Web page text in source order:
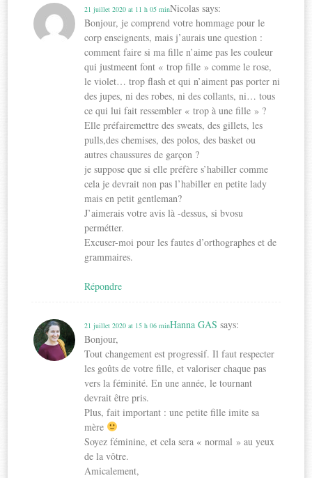
Nicolas says:
21 juillet 2020 at 11 h 05 min
Bonjour, je comprend votre hommage pour le
corp enseignents, mais j’aurais une question :
comment faire si ma fille n’aime pas les couleur
qui justmeent font « trop fille » comme le rose,
le violet… trop flash et qui n’aiment pas porter ni
des jupes, ni des robes, ni des collants, ni… tous
ce qui lui fait ressembler « trop à une fille » ?
Elle préfairemettre des sweats, des gillets, les
pulls,des chemises, des polos, des basket ou
autres chaussures de garçon ?
je suppose que si elle préfère s’habiller comme
cela je devrait non pas l’habiller en petite lady
mais en petit gentleman?
J’aimerais votre avis là -dessus, si bvosu
permétter.
Excuser-moi pour les fautes d’orthographes et de
grammaires.
Répondre
Hanna GAS says:
21 juillet 2020 at 15 h 06 min
Bonjour,
Tout changement est progressif. Il faut respecter
les goûts de votre fille, et valoriser chaque pas
vers la féminité. En une année, le tournant
devrait être pris.
Plus, fait important : une petite fille imite sa
mère
Soyez féminine, et cela sera « normal » au yeux
de la vôtre.
Amicalement,